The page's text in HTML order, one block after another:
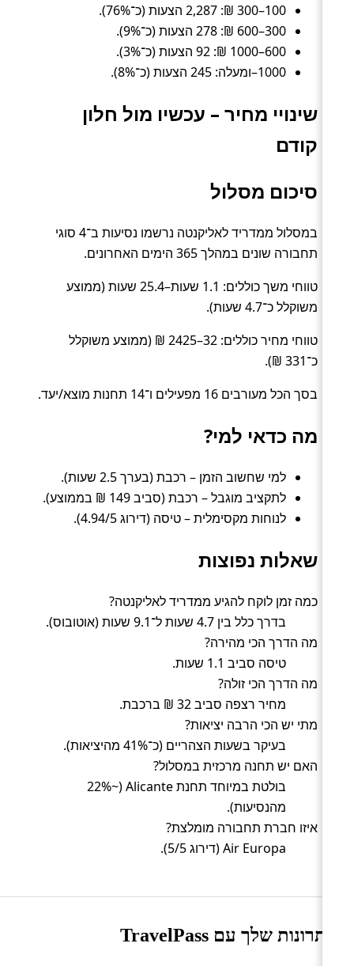
100–300 ₪: 2,287 הצעות (כ־76%).
300–600 ₪: 278 הצעות (כ־9%).
600–1000 ₪: 92 הצעות (כ־3%).
1000–ומעלה: 245 הצעות (כ־8%).
שינויי מחיר – עכשיו מול חלון
קודם
סיכום מסלול
במסלול ממדריד לאליקנטה נרשמו נסיעות ב־4 סוגי
תחבורה שונים במהלך 365 הימים האחרונים.
טווחי משך כוללים: 1.1 שעות–25.4 שעות (ממוצע
משוקלל כ־4.7 שעות).
טווחי מחיר כוללים: 32–2425 ₪ (ממוצע משוקלל
כ־331 ₪).
בסך הכל מעורבים 16 מפעילים ו־14 תחנות מוצא/יעד.
מה כדאי למי?
למי שחשוב הזמן – רכבת (בערך 2.5 שעות).
לתקציב מוגבל – רכבת (סביב 149 ₪ בממוצע).
לנוחות מקסימלית – טיסה (דירוג 4.94/5).
שאלות נפוצות
כמה זמן לוקח להגיע ממדריד לאליקנטה?
בדרך כלל בין 4.7 שעות ל־9.1 שעות (אוטובוס).
מה הדרך הכי מהירה?
טיסה סביב 1.1 שעות.
מה הדרך הכי זולה?
מחיר רצפה סביב 32 ₪ ברכבת.
מתי יש הכי הרבה יציאות?
בעיקר בשעות הצהריים (כ־41% מהיציאות).
האם יש תחנה מרכזית במסלול?
בולטת במיוחד תחנת Alicante (~22%
מהנסיעות).
איזו חברת תחבורה מומלצת?
Air Europa (דירוג 5/5).
היתרונות שלך עם TravelPass